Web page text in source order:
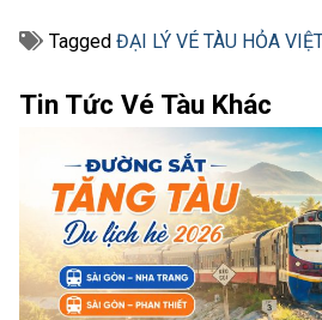
Tagged ĐẠI LÝ VÉ TÀU HỎA
Tin Tức Vé Tàu Khác